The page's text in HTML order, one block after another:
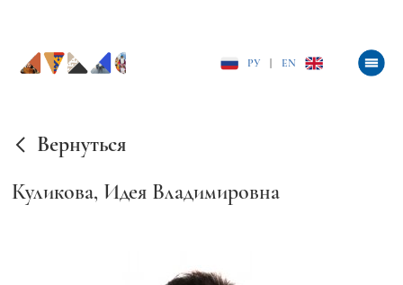
РУ EN
Вернуться
Куликова, Идея Владимировна